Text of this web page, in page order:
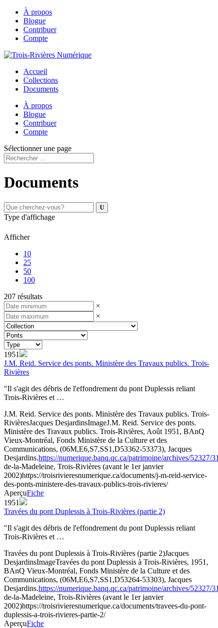
À propos
Blogue
Contribuer
Compte
Accueil
Collections
Documents
À propos
Blogue
Contribuer
Compte
Sélectionner une page
Documents
Type d'affichage
Afficher
10
25
50
100
207 résultats
×
×
1951
J.M. Reid. Service des ponts. Ministère des Travaux publics. Trois-
Rivières
"Il s'agit des débris de l'effondrement du pont Duplessis reliant
Trois-Rivières et …
J.M. Reid. Service des ponts. Ministère des Travaux publics. Trois-
RivièresJacques DesjardinsImageJ.M. Reid. Service des ponts.
Ministère des Travaux publics. Trois-Rivières, Août 1951, BAnQ
Vieux-Montréal, Fonds Ministère de la Culture et des
Communications, (06M,E6,S7,SS1,D53362-53373), Jacques
Desjardins.https://numerique.banq.qc.ca/patrimoine/archives/52327/
de-la-Madeleine, Trois-Rivières (avant le 1er janvier
2002)https://troisrivieresnumerique.ca/documents/j-m-reid-service-
des-ponts-ministere-des-travaux-publics-trois-rivieres/
AperçuFiche
1951
Travées du pont Duplessis à Trois-Rivières (partie 2)
"Il s'agit des débris de l'effondrement du pont Duplessis reliant
Trois-Rivières et …
Travées du pont Duplessis à Trois-Rivières (partie 2)Jacques
DesjardinsImageTravées du pont Duplessis à Trois-Rivières, 1951,
BAnQ Vieux-Montréal, Fonds Ministère de la Culture et des
Communications, (06M,E6,S7,SS1,D53264-53303), Jacques
Desjardins.https://numerique.banq.qc.ca/patrimoine/archives/52327/
de-la-Madeleine, Trois-Rivières (avant le 1er janvier
2002)https://troisrivieresnumerique.ca/documents/travees-du-pont-
duplessis-a-trois-rivieres-partie-2/
AperçuFiche